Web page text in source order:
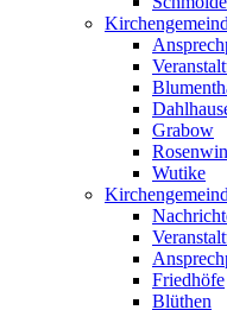
Grabow
Wutike
Friedhöfe
Blüthen